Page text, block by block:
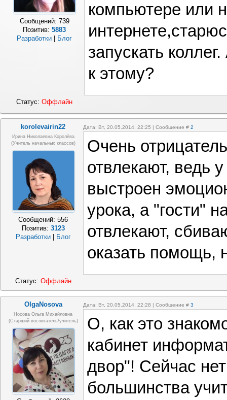
Сообщений: 739
Позитив:5883
Разработки
Блог
компьютере или
запускать
к этому?
Статус:Оффлайн
korolevairin22 Дата: Вт, 20.05.2014, 22:25 | Сообщение # 2
Ирина Николаевна Королёва
(учитель начальных классов)
Сообщений:556
Позитив: 3123
Разработки
Блог
Очень
отвлекают, ведь
выстроен
урока, а "гости"
отвлекают,
оказать помощь,
Статус: Оффлайн
OlgaNosova Дата: Вт, 20.05.2014, 22:28 | Сообщение # 3
Носова Ольга Михайловна
(старший воспитатель/учитель)
О, как это
кабинет
двор"! Сейчас
большинства